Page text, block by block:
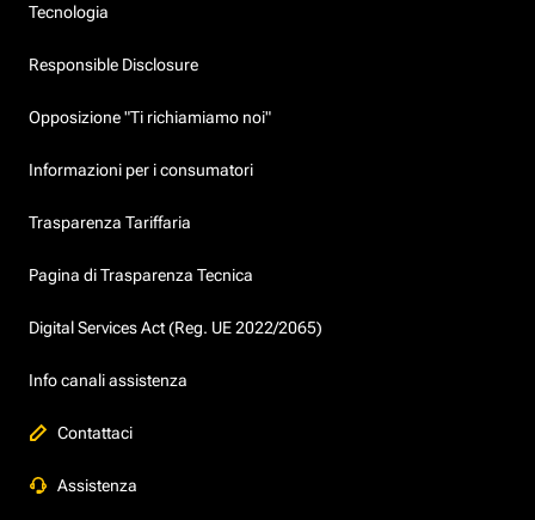
Tecnologia
Responsible Disclosure
Opposizione "Ti richiamiamo noi"
Informazioni per i consumatori
Trasparenza Tariffaria
Pagina di Trasparenza Tecnica
Digital Services Act (Reg. UE 2022/2065)
Info canali assistenza
Contattaci
Assistenza